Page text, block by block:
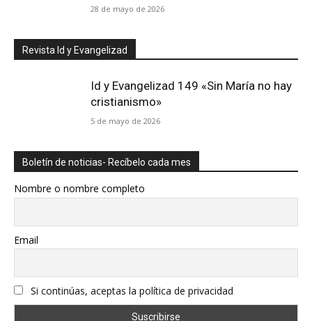
28 de mayo de 2026
Revista Id y Evangelizad
Id y Evangelizad 149 «Sin María no hay
cristianismo»
5 de mayo de 2026
Boletín de noticias- Recíbelo cada mes
Nombre o nombre completo
Email
Si continúas, aceptas la política de privacidad